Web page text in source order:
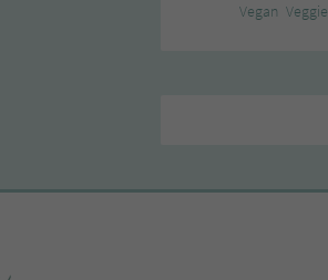
Vegan Veggie